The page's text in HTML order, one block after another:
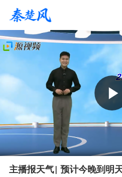
主播报天气| 预计今晚到明